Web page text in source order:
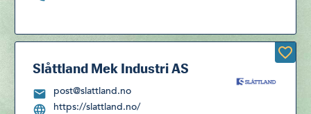
Slåttland Mek Industri AS
post@slattland.no
https://slattland.no/